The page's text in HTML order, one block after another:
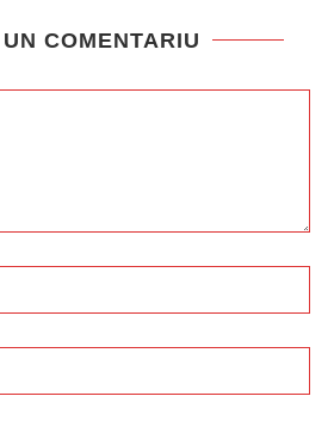
COMENTARIU